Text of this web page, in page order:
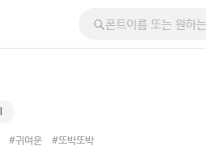
#귀여운 #또박또박